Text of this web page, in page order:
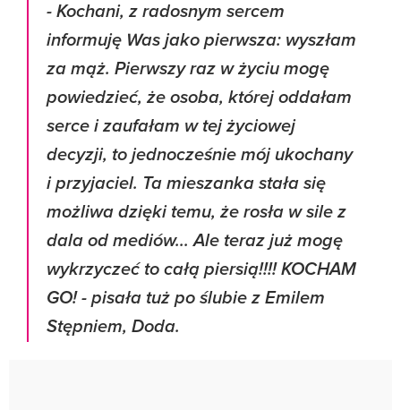
- Kochani, z radosnym sercem
informuję Was jako pierwsza: wyszłam
za mąż. Pierwszy raz w życiu mogę
powiedzieć, że osoba, której oddałam
serce i zaufałam w tej życiowej
decyzji, to jednocześnie mój ukochany
i przyjaciel. Ta mieszanka stała się
możliwa dzięki temu, że rosła w sile z
dala od mediów... Ale teraz już mogę
wykrzyczeć to całą piersią!!!! KOCHAM
GO! - pisała tuż po ślubie z Emilem
Stępniem, Doda.